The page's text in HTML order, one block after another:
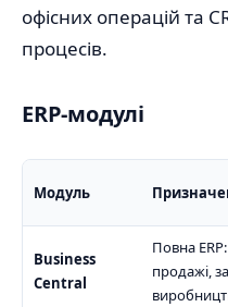
офісних операцій та
процесів.
ERP-модулі
Модуль
Business
Central
Повна
продажі,